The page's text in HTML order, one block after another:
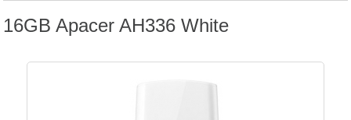
16GB Apacer AH336 White